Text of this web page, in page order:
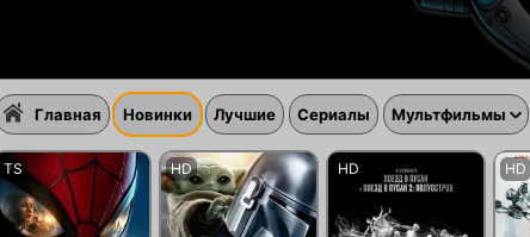
Главная Новинки Лучшие Сериалы Мультфильмы